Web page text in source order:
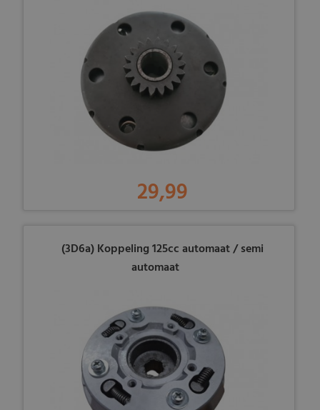
29,99
(3D6a) Koppeling 125cc automaat / semi
automaat